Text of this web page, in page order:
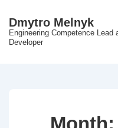
SkipDmytro Melnyk
Engineering Competence Lead
Developer
Month: